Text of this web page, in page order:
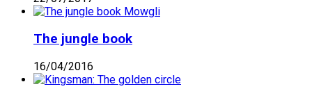
The jungle book
16/04/2016